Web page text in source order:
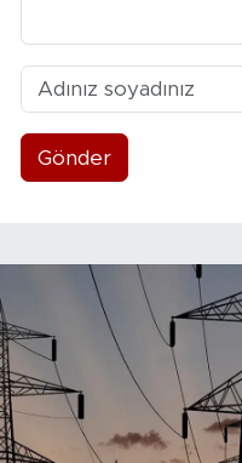
Gönder